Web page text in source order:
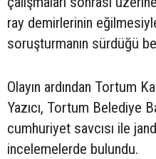
ray demirlerinin
soruşturmanın sürdüğü
Olayın ardından Tortum
Yazıcı, Tortum Belediye
cumhuriyet savcısı ile
incelemelerde bulundu.